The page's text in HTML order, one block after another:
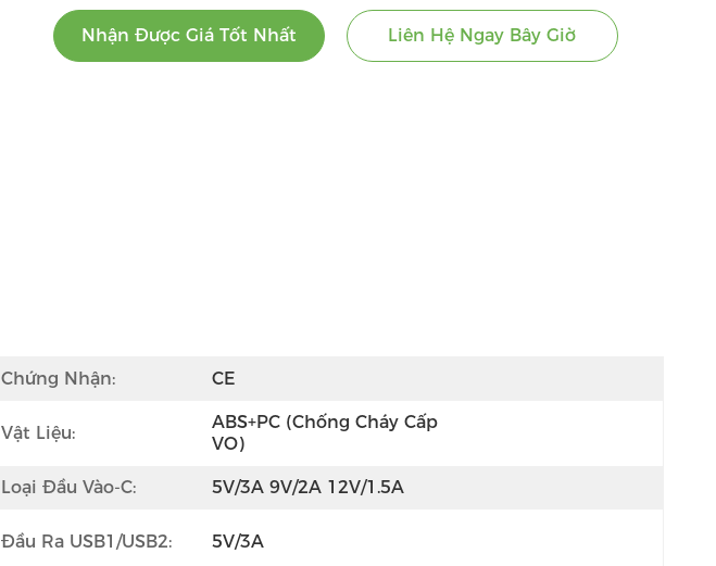
Nhận Được Giá Tốt Nhất Liên Hệ Ngay Bây Giờ
Chứng Nhận: CE
Vật Liệu:
ABS+PC (chống Cháy Cấp
VO)
Loại Đầu Vào-C: 5V/3A 9V/2A 12V/1.5A
Đầu Ra USB1/USB2: 5V/3A